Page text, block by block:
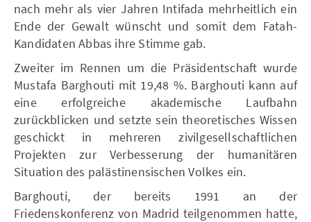
nach mehr als vier Jahren Intifada mehrheitlich ein
Ende der Gewalt wünscht und somit dem Fatah-
Kandidaten Abbas ihre Stimme gab.
Zweiter im Rennen um die Präsidentschaft wurde
Mustafa Barghouti mit 19,48 %. Barghouti kann auf
eine erfolgreiche akademische Laufbahn
zurückblicken und setzte sein theoretisches Wissen
geschickt in mehreren zivilgesellschaftlichen
Projekten zur Verbesserung der humanitären
Situation des palästinensischen Volkes ein.
Barghouti, der bereits 1991 an der
Friedenskonferenz von Madrid teilgenommen hatte,